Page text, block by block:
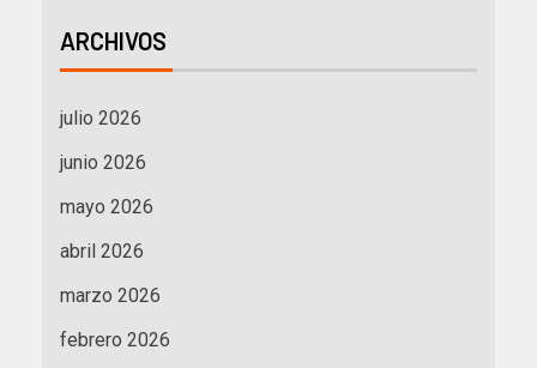
ARCHIVOS
julio 2026
junio 2026
mayo 2026
abril 2026
marzo 2026
febrero 2026